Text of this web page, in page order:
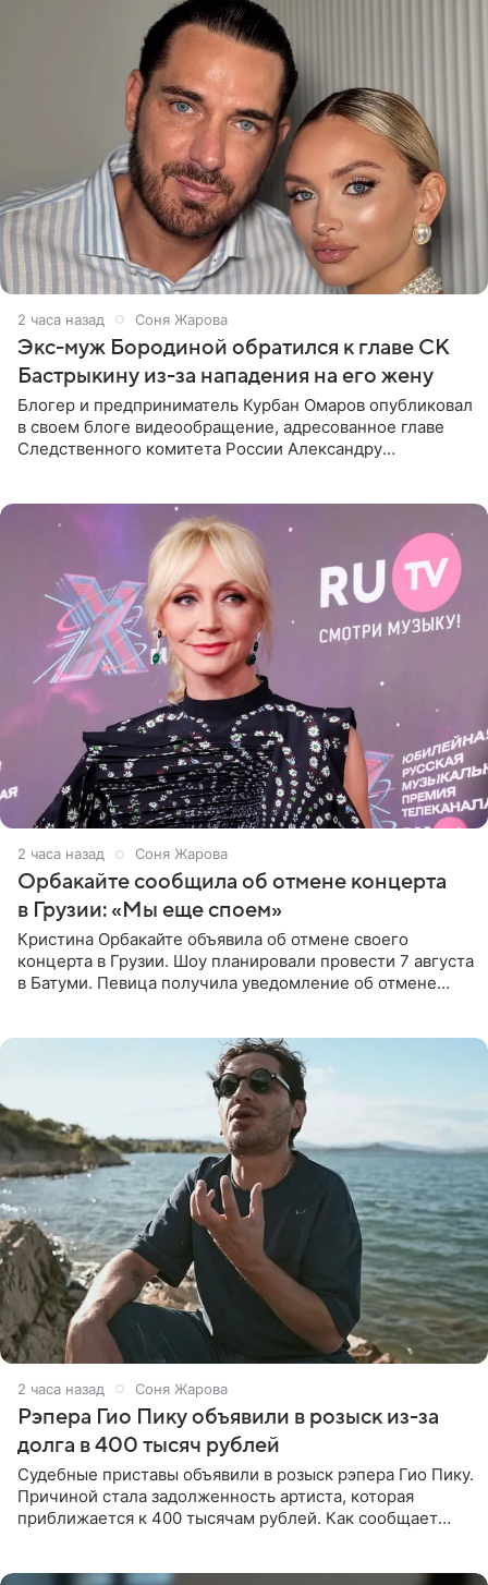
2 часа назад Соня Жарова
Экс-муж Бородиной обратился к главе СК
Бастрыкину из-за нападения на его жену
Блогер и предприниматель Курбан Омаров опубликовал
в своем блоге видеообращение, адресованное главе
Следственного комитета России Александру
2 часа назад Соня Жарова
Орбакайте сообщила об отмене концерта
в Грузии: «Мы еще споем»
Кристина Орбакайте объявила об отмене своего
концерта в Грузии. Шоу планировали провести 7 августа
в Батуми. Певица получила уведомление об отмене
2 часа назад Соня Жарова
Рэпера Гио Пику объявили в розыск из-за
долга в 400 тысяч рублей
Судебные приставы объявили в розыск рэпера Гио Пику.
Причиной стала задолженность артиста, которая
приближается к 400 тысячам рублей. Как сообщает